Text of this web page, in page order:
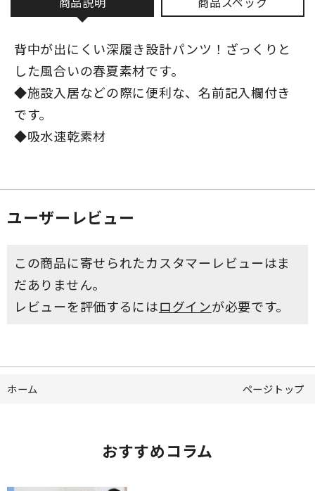
背中が出にくい深履き設計パンツ！ざっくりと
した風合いの春夏素材です。
◆施設入居などの際に便利な、名前記入欄付き
です。
◆吸水速乾素材
ユーザーレビュー
この商品に寄せられたカスタマーレビューはま
だありません。
レビューを評価するにはログインが必要です。
ホーム ページトップ
おすすめコラム